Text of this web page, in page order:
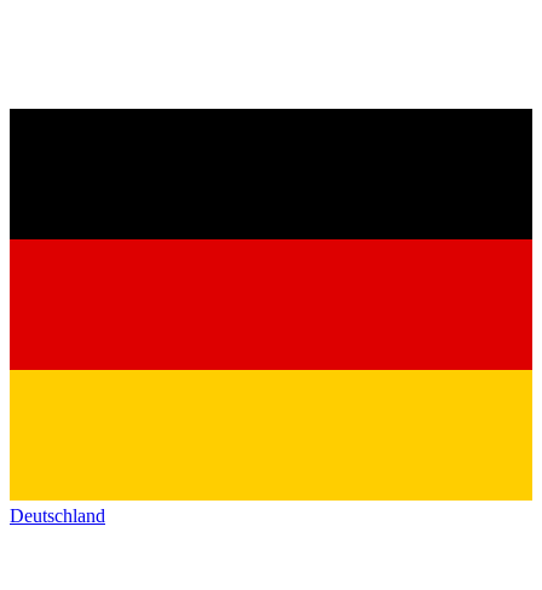
Deutschland